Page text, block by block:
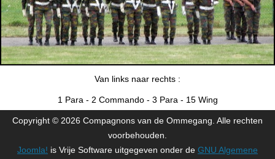
Van links naar rechts :
1 Para - 2 Commando - 3 Para - 15 Wing
Copyright © 2026 Compagnons van de Ommegang. Alle rechten
voorbehouden.
Joomla! is Vrije Software uitgegeven onder de GNU Algemene